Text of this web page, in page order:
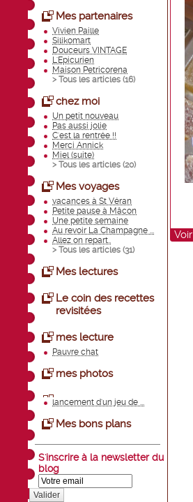
Mes partenaires
Vivien Paille
Silikomart
Douceurs VINTAGE
L'Epicurien
Maison Petricorena
> Tous les articles (16)
chez moi
Un petit nouveau
Pas aussi jolie
C'est la rentrée !!
Merci Annick
Miel (suite)
> Tous les articles (20)
Mes voyages
vacances à St Véran
Petite pause à Mâcon
Une petite semaine
Au revoir La Champagne ...
Allez on repart..
> Tous les articles (31)
Mes lectures
Le coin des recettes
revisitées
mes lecture
Pauvre chat
mes photos
lancement d'un jeu de ...
Mes bons plans
S'inscrire à la newsletter du
blog
Valider
Voir